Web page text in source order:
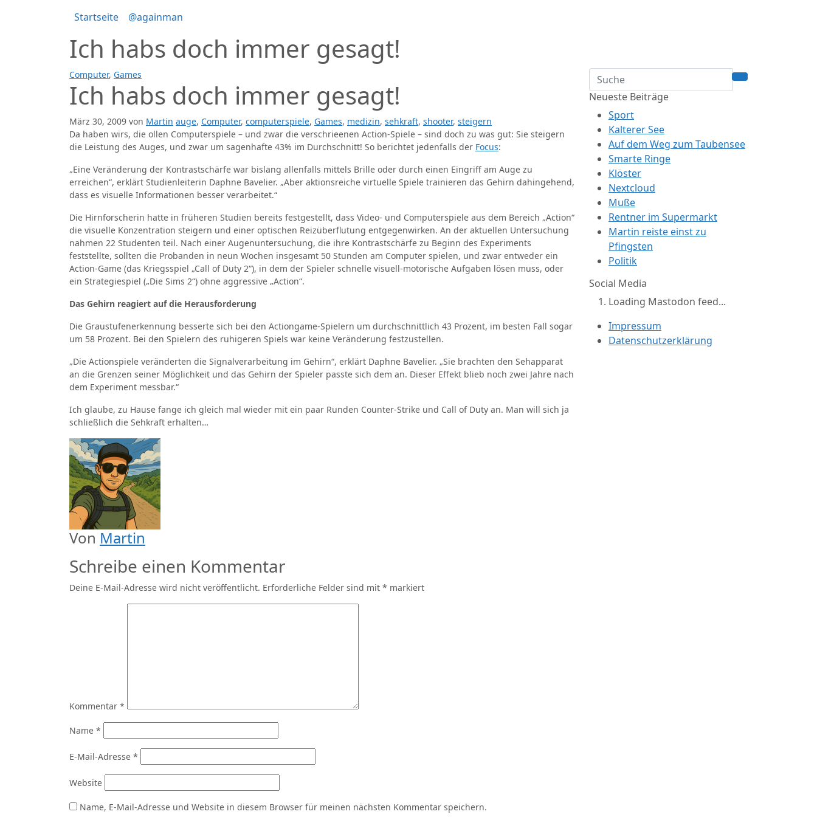
Startseite @againman
Ich habs doch immer gesagt!
Computer, Games
Ich habs doch immer gesagt!
März 30, 2009 von Martin auge, Computer, computerspiele, Games, medizin, sehkraft, shooter, steigern
Da haben wirs, die ollen Computerspiele – und zwar die verschrieenen Action-Spiele – sind doch zu was gut: Sie steigern
die Leistung des Auges, und zwar um sagenhafte 43% im Durchschnitt! So berichtet jedenfalls der Focus:
„Eine Veränderung der Kontrastschärfe war bislang allenfalls mittels Brille oder durch einen Eingriff am Auge zu
erreichen“, erklärt Studienleiterin Daphne Bavelier. „Aber aktionsreiche virtuelle Spiele trainieren das Gehirn dahingehend,
dass es visuelle Informationen besser verarbeitet.“
Die Hirnforscherin hatte in früheren Studien bereits festgestellt, dass Video- und Computerspiele aus dem Bereich „Action“
die visuelle Konzentration steigern und einer optischen Reizüberflutung entgegenwirken. An der aktuellen Untersuchung
nahmen 22 Studenten teil. Nach einer Augenuntersuchung, die ihre Kontrastschärfe zu Beginn des Experiments
feststellte, sollten die Probanden in neun Wochen insgesamt 50 Stunden am Computer spielen, und zwar entweder ein
Action-Game (das Kriegsspiel „Call of Duty 2“), in dem der Spieler schnelle visuell-motorische Aufgaben lösen muss, oder
ein Strategiespiel („Die Sims 2“) ohne aggressive „Action“.
Das Gehirn reagiert auf die Herausforderung
Die Graustufenerkennung besserte sich bei den Actiongame-Spielern um durchschnittlich 43 Prozent, im besten Fall sogar
um 58 Prozent. Bei den Spielern des ruhigeren Spiels war keine Veränderung festzustellen.
„Die Actionspiele veränderten die Signalverarbeitung im Gehirn“, erklärt Daphne Bavelier. „Sie brachten den Sehapparat
an die Grenzen seiner Möglichkeit und das Gehirn der Spieler passte sich dem an. Dieser Effekt blieb noch zwei Jahre nach
dem Experiment messbar.“
Ich glaube, zu Hause fange ich gleich mal wieder mit ein paar Runden Counter-Strike und Call of Duty an. Man will sich ja
schließlich die Sehkraft erhalten…
Von Martin
Schreibe einen Kommentar
Deine E-Mail-Adresse wird nicht veröffentlicht. Erforderliche Felder sind mit * markiert
Kommentar *
Name *
E-Mail-Adresse *
Website
Name, E-Mail-Adresse und Website in diesem Browser für meinen nächsten Kommentar speichern.
Neueste Beiträge
Sport
Kalterer See
Auf dem Weg zum Taubensee
Smarte Ringe
Klöster
Nextcloud
Muße
Rentner im Supermarkt
Martin reiste einst zu
Pfingsten
Politik
Social Media
Loading Mastodon feed...
Impressum
Datenschutzerklärung